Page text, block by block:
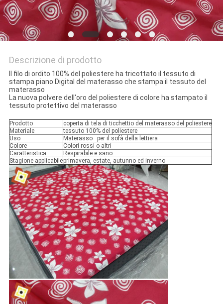
Descrizione di prodotto
Il filo di ordito 100% del poliestere ha tricottato il tessuto di
stampa piano Digital del materasso che stampa il tessuto del
materasso
La nuova polvere dell'oro del poliestere di colore ha stampato il
tessuto protettivo del materasso
Prodotto
coperta di tela di ticchettio del materasso del poliestere
Materiale
tessuto 100% del poliestere
Uso
Materasso per il sofà della lettiera
Colore
Colori rossi o altri
Caratteristica
Respirabile e sano
Stagione applicabileprimavera, estate, autunno ed inverno